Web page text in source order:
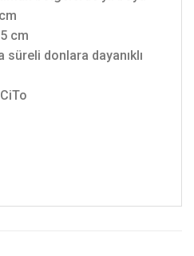
cm
süreli donlara dayanıklı